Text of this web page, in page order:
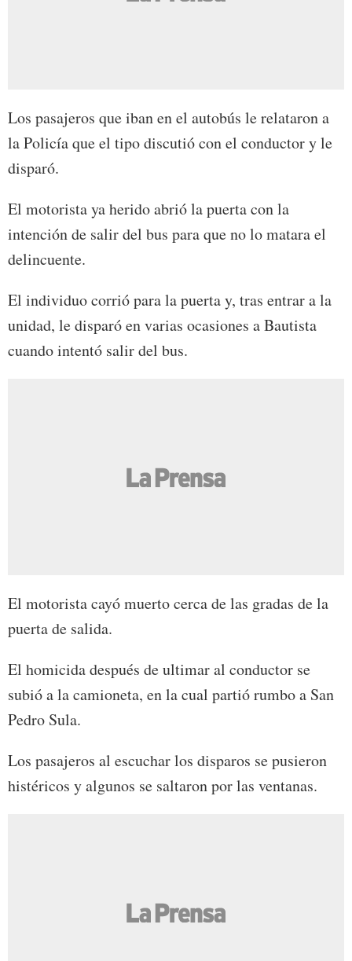
Los pasajeros que iban en el autobús le relataron a
la Policía que el tipo discutió con el conductor y le
disparó.
El motorista ya herido abrió la puerta con la
intención de salir del bus para que no lo matara el
delincuente.
El individuo corrió para la puerta y, tras entrar a la
unidad, le disparó en varias ocasiones a Bautista
cuando intentó salir del bus.
El motorista cayó muerto cerca de las gradas de la
puerta de salida.
El homicida después de ultimar al conductor se
subió a la camioneta, en la cual partió rumbo a San
Pedro Sula.
Los pasajeros al escuchar los disparos se pusieron
histéricos y algunos se saltaron por las ventanas.